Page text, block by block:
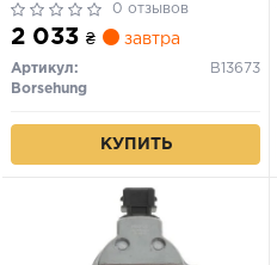
0 отзывов
2 033 ₴ завтра
Артикул:
B13673
Borsehung
КУПИТЬ